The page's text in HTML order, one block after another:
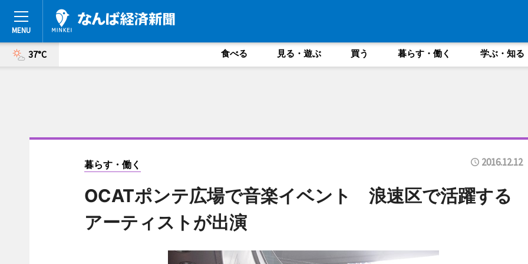
37°C 食べる 見る・遊ぶ 買う 暮らす・働く 学ぶ・知る
暮らす・働く 2016.12.12
OCATポンテ広場で音楽イベント 浪速区で活躍する
アーティストが出演